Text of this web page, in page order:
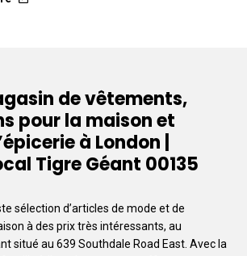
de vêtements,
pour la maison et
à London |
Tigre Géant 00135
sélection d’articles de mode et de
à des prix très intéressants, au
situé au 639 Southdale Road East. Avec la